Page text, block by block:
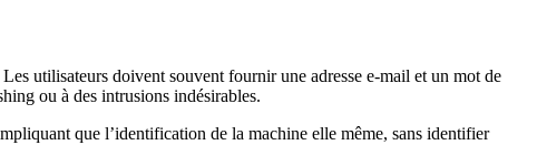
utilisateurs doivent souvent fournir une adresse e-mail et un mot de
ou à des intrusions indésirables.
que l’identification de la machine elle même, sans identifier